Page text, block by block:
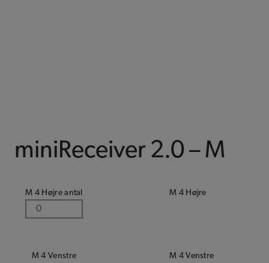
miniReceiver 2.0 – M
M 4 Højre antal M 4 Højre
M 4 Venstre
M 4 Venstre